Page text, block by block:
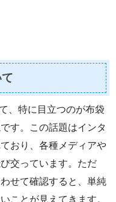
、特に目立つのが布袋
す。この話題はインタ
おり、各種メディアや
交っています。ただ
せて確認すると、単純
ことが見えてきます。